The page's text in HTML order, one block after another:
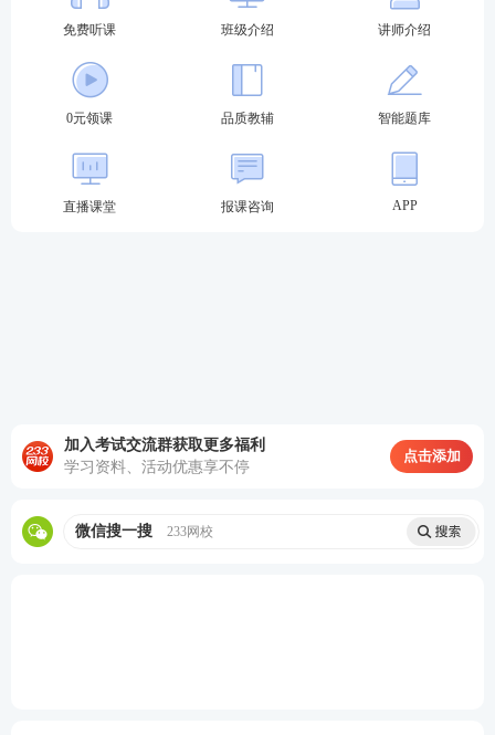
转为绿码。“安康码”绿码且体温正常的考生经现场确
3.考生应从考试日前7天开始，启动体温监测，按
时将异常情况报告所在单位或社区防疫部门。司法部
网站（http://link.233.com/12086
）和微信公众号设
采取合适的出行方式，与他人保持安全间距。
（纸质或电子版）方可参加考试。
免费听课 班级介绍 讲师介绍
0元领课 品质教辅 智能题库
直播课堂 报课咨询 APP
加入考试交流群获取更多福利
学习资料、活动优惠享不停
点击添加
微信搜一搜 233网校